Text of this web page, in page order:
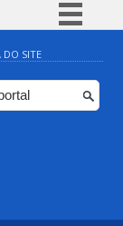
BR
DO SITE